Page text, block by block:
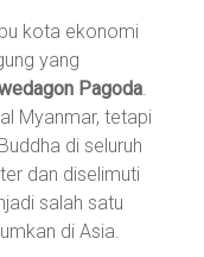
kota ekonomi
yang
Pagoda.
Myanmar, tetapi
di seluruh
dan diselimuti
salah satu
di Asia.